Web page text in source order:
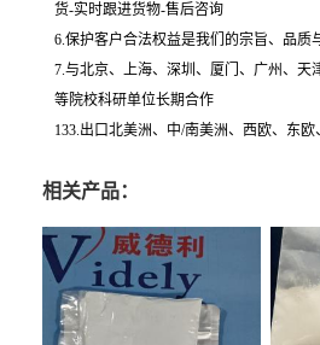
货-实时跟进货物-售后咨询
6.保护客户合法权益是我们的宗旨、品质
7.与北京、上海、深圳、厦门、广州、天
等院校科研单位长期合作
133.出口北美洲、中/南美洲、西欧、东
相关产品：